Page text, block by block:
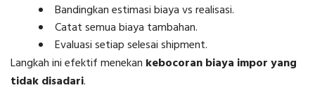
Bandingkan estimasi biaya vs realisasi.
Catat semua biaya tambahan.
Evaluasi setiap selesai shipment.
Langkah ini efektif menekan kebocoran biaya impor yang
tidak disadari.